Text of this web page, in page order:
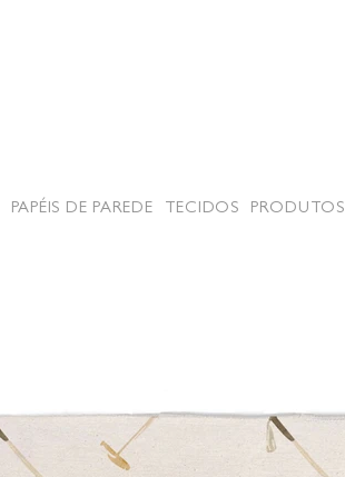
PAPÉIS DE PAREDE TECIDOS PRODUTOS